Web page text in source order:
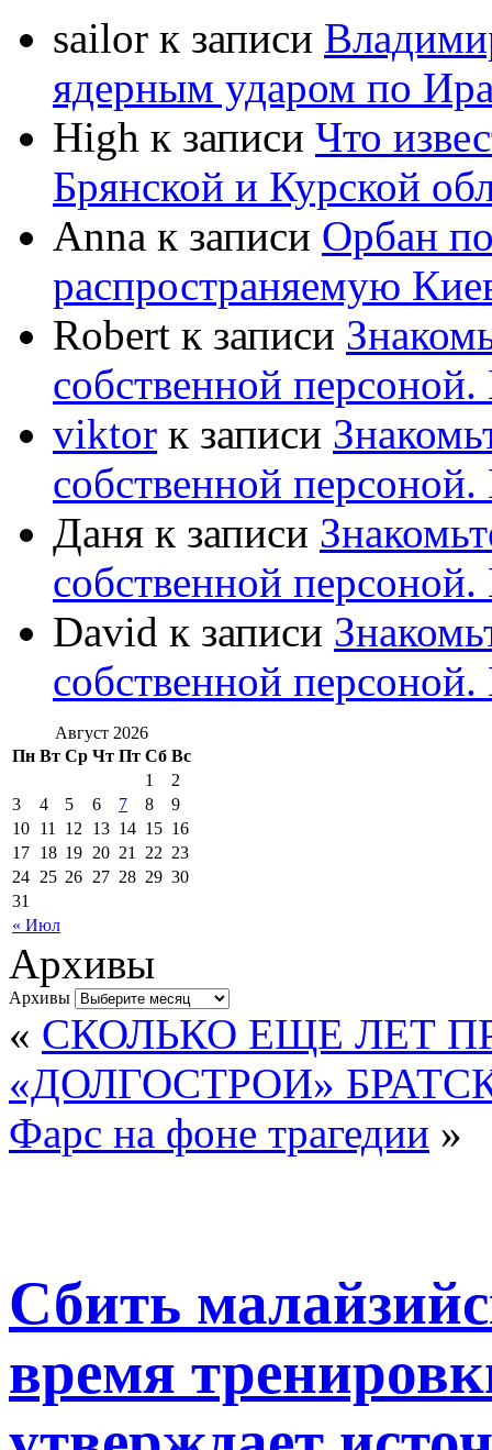
sailor к записи
ядерным ударом по
High к записи Что
Брянской и Курской
Anna к записи Орбан
распространяемую
Robert к записи
собственной
viktor к записи
собственной
Даня к записи
собственной
David к записи
собственной
Август 2026
Пн Вт Ср Чт Пт Сб Вс
« Июл
1
2
3
4 5 6 7 8
9
10 11 12 13 14 15 16
17 18 19 20 21 22 23
24 25 26 27 28 29 30
31
Архивы
Архивы
« СКОЛЬКО ЕЩЕ ЛЕТ
«ДОЛГОСТРОИ»
Фарс на фоне трагедии »
Сбить
время